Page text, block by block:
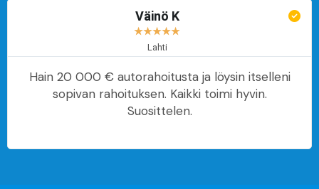
Väinö K
★★★★★
Lahti
Hain 20 000 € autorahoitusta ja löysin itselleni
sopivan rahoituksen. Kaikki toimi hyvin.
Suosittelen.